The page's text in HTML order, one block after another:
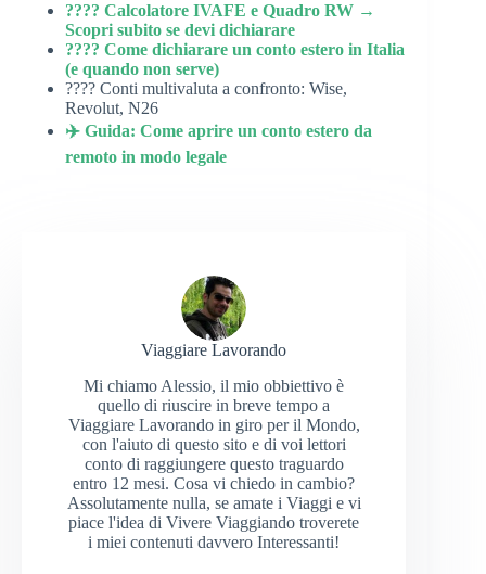
???? Calcolatore IVAFE e Quadro RW →
Scopri subito se devi dichiarare
???? Come dichiarare un conto estero in Italia
(e quando non serve)
???? Conti multivaluta a confronto: Wise,
Revolut, N26
✈️ Guida: Come aprire un conto estero da
remoto in modo legale
Viaggiare Lavorando
Mi chiamo Alessio, il mio obbiettivo è
quello di riuscire in breve tempo a
Viaggiare Lavorando in giro per il Mondo,
con l'aiuto di questo sito e di voi lettori
conto di raggiungere questo traguardo
entro 12 mesi. Cosa vi chiedo in cambio?
Assolutamente nulla, se amate i Viaggi e vi
piace l'idea di Vivere Viaggiando troverete
i miei contenuti davvero Interessanti!